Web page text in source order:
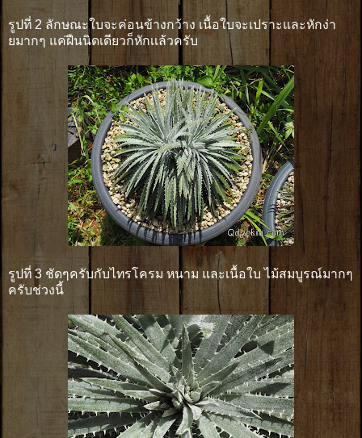
รูปที่ 2 ลักษณะใบจะค่อนข้างกว้าง เนื้อใบจะเปราะและหักง่า
ยมากๆ แค่ฝืนนิดเดียวก็หักเเล้วครับ
รูปที่ 3 ชัดๆครับกับไทรโครม หนาม และเนื้อใบ ไม้สมบูรณ์มากๆ
ครับช่วงนี้